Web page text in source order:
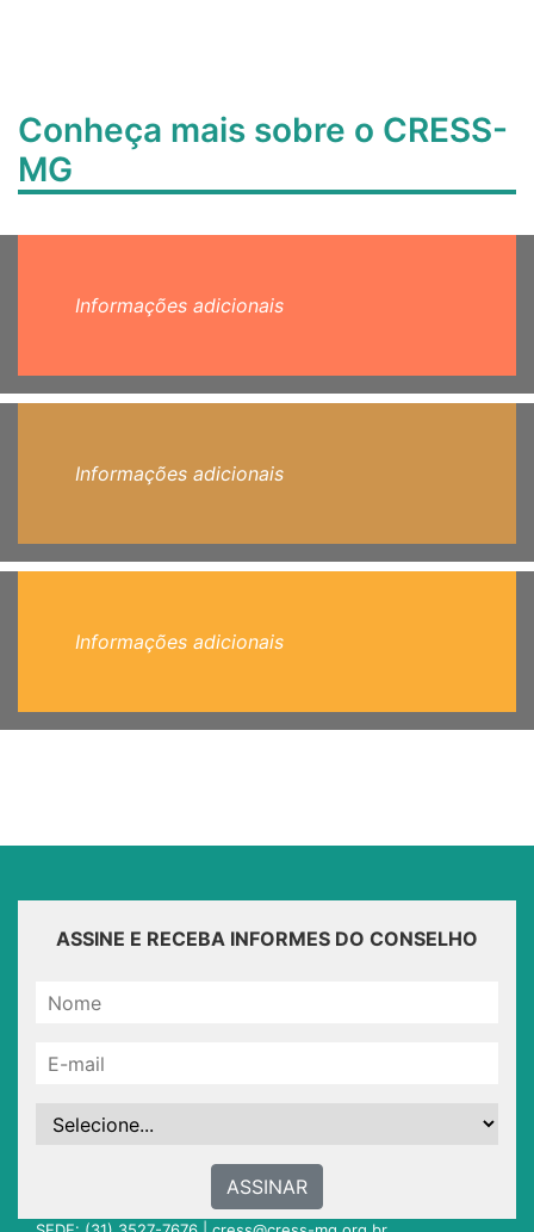
Conheça mais sobre o CRESS-
MG
Informações adicionais
Informações adicionais
Informações adicionais
ASSINE E RECEBA INFORMES DO CONSELHO
ASSINAR